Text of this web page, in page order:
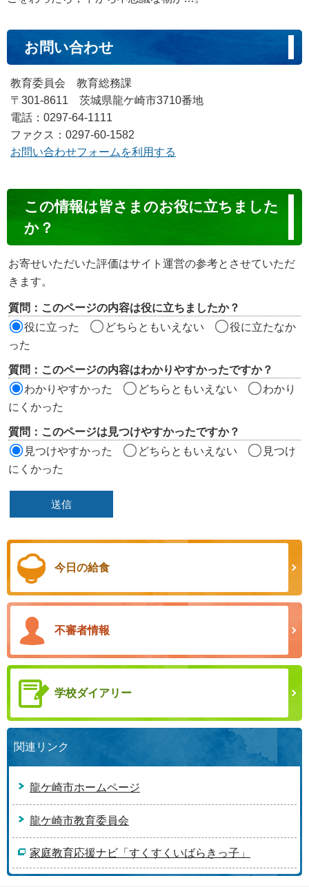
お問い合わせ
教育委員会 教育総務課
〒301-8611 茨城県龍ケ崎市3710番地
電話：0297-64-1111
ファクス：0297-60-1582
お問い合わせフォームを利用する
ン
ン
ツ
評
価
ア
この情報は皆さまのお役に立ちました
か？
お寄せいただいた評価はサイト運営の参考とさせていただ
きます。
質問：このページの内容は役に立ちましたか？
役に立った
どちらともいえない
役に立たなか
った
質問：このページの内容はわかりやすかったですか？
わかりやすかった
どちらともいえない
わかり
にくかった
質問：このページは見つけやすかったですか？
見つけやすかった
どちらともいえない
見つけ
にくかった
今日の給食
不審者情報
学校ダイアリー
関連リンク
龍ケ崎市ホームページ
龍ケ崎市教育委員会
家庭教育応援ナビ「すくすくいばらきっ子」